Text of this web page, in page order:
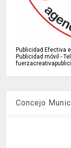
Publicidad Efectiva
Publicidad móvil -
Concejo